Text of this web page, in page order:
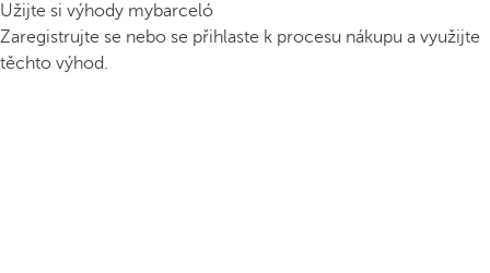
Užijte si výhody mybarceló
Zaregistrujte se nebo se přihlaste k procesu nákupu a využijte
těchto výhod.